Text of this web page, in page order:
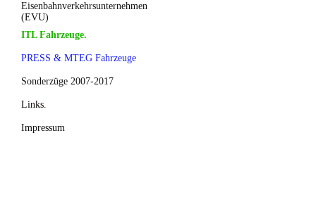
Eisenbahnverkehrsunternehmen
(EVU)
ITL Fahrzeuge.
PRESS & MTEG Fahrzeuge
Sonderzüge 2007-2017
Links.
Impressum